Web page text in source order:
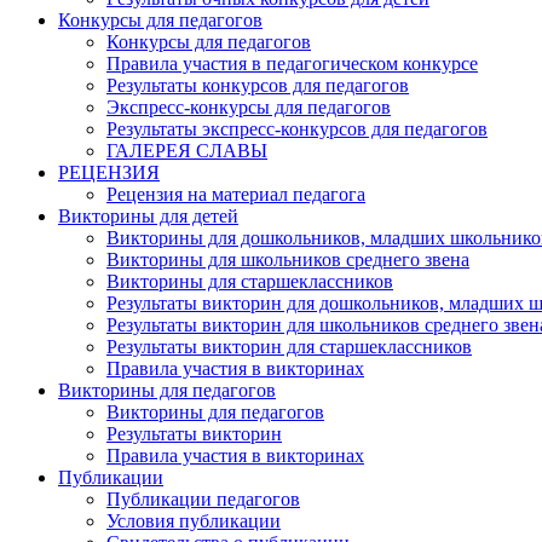
Конкурсы для педагогов
Конкурсы для педагогов
Правила участия в педагогическом конкурсе
Результаты конкурсов для педагогов
Экспресс-конкурсы для педагогов
Результаты экспресс-конкурсов для педагогов
ГАЛЕРЕЯ СЛАВЫ
РЕЦЕНЗИЯ
Рецензия на материал педагога
Викторины для детей
Викторины для дошкольников, младших
Викторины для школьников среднего звена
Викторины для старшеклассников
Результаты викторин для дошкольников, младших
Результаты викторин для школьников среднего
Результаты викторин для старшеклассников
Правила участия в викторинах
Викторины для педагогов
Викторины для педагогов
Результаты викторин
Правила участия в викторинах
Публикации
Публикации педагогов
Условия публикации